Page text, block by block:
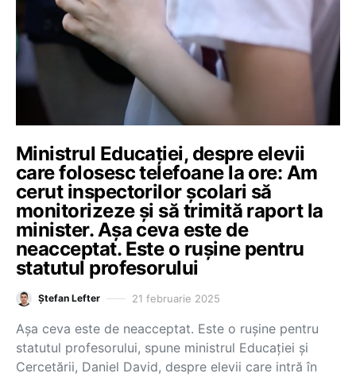
Ministrul Educației, despre elevii
care folosesc telefoane la ore: Am
cerut inspectorilor școlari să
monitorizeze și să trimită raport la
minister. Așa ceva este de
neacceptat. Este o rușine pentru
statutul profesorului
Ștefan Lefter 21 februarie 2025
Așa ceva este de neacceptat. Este o rușine pentru
statutul profesorului, spune ministrul Educației și
Cercetării, Daniel David, despre elevii care intră în